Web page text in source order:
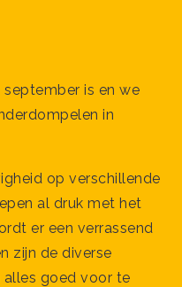
is en we
in
op verschillende
al druk met het
er een verrassend
zijn de diverse
goed voor te